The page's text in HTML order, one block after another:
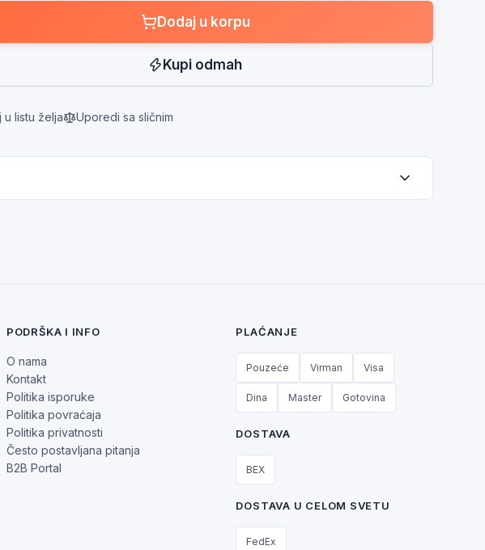
Dodaj u korpu
Kupi odmah
u listu želja Uporedi sa sličnim
PODRŠKA I INFO
O nama
Kontakt
Politika isporuke
Politika povraćaja
Politika privatnosti
Često postavljana pitanja
B2B Portal
PLAĆANJE
Pouzeće Virman Visa
Dina Master Gotovina
DOSTAVA
BEX
DOSTAVA U CELOM SVETU
FedEx